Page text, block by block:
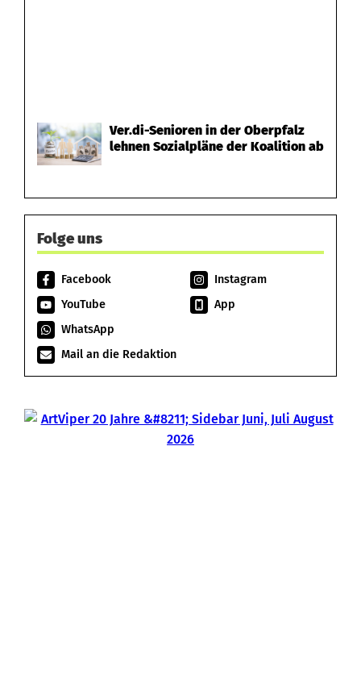
Ver.di-Senioren in der Oberpfalz
lehnen Sozialpläne der Koalition ab
Folge uns
Facebook
Instagram
YouTube
App
WhatsApp
Mail an die Redaktion